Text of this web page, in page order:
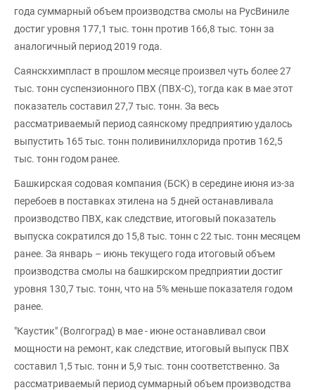
года суммарный объем производства смолы на РусВиниле
достиг уровня 177,1 тыс. тонн против 166,8 тыс. тонн за
аналогичный период 2019 года.
Саянскхимпласт в прошлом месяце произвел чуть более 27
тыс. тонн суспензионного ПВХ (ПВХ-С), тогда как в мае этот
показатель составил 27,7 тыс. тонн. За весь
рассматриваемый период саянскому предприятию удалось
выпустить 165 тыс. тонн поливинилхлорида против 162,5
тыс. тонн годом ранее.
Башкирская содовая компания (БСК) в середине июня из-за
перебоев в поставках этилена на 5 дней останавливала
производство ПВХ, как следствие, итоговый показатель
выпуска сократился до 15,8 тыс. тонн с 22 тыс. тонн месяцем
ранее. За январь – июнь текущего года итоговый объем
производства смолы на башкирском предприятии достиг
уровня 130,7 тыс. тонн, что на 5% меньше показателя годом
ранее.
"Каустик" (Волгоград) в мае - июне останавливал свои
мощности на ремонт, как следствие, итоговый выпуск ПВХ
составил 1,5 тыс. тонн и 5,9 тыс. тонн соответственно. За
рассматриваемый период суммарный объем производства